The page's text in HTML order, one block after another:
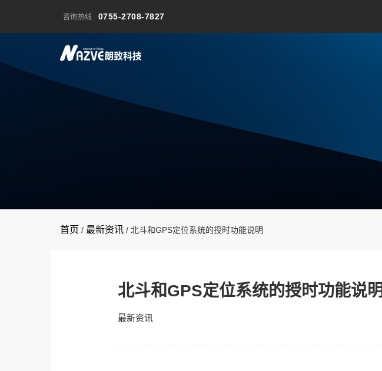
咨询热线 0755-2708-7827
首页 / 最新资讯 / 北斗和GPS定位系统的授时功能说明
北斗和GPS定位系统的授时功能说明
最新资讯